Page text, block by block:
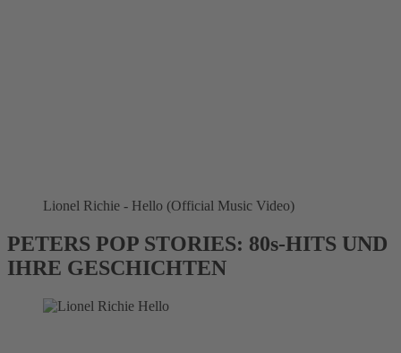
Lionel Richie - Hello (Official Music Video)
PETERS POP STORIES: 80s-HITS UND
IHRE GESCHICHTEN